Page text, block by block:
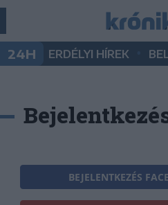
24H ERDÉLYI HÍREK
BEJELENTKEZÉS